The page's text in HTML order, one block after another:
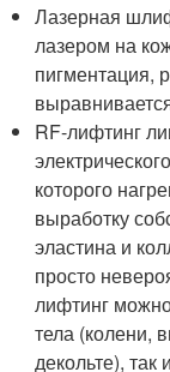
Лазерная
лазером на
пигментация,
RF-лифтинг
которого
выработку
эластина и
просто
лифтинг
тела (колени,
декольте), так